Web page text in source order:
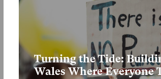
Turning the Tide:
Wales Where Everyone